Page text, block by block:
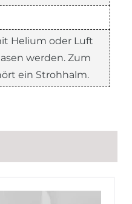
Helium oder Luft
werden. Zum
ein Strohhalm.